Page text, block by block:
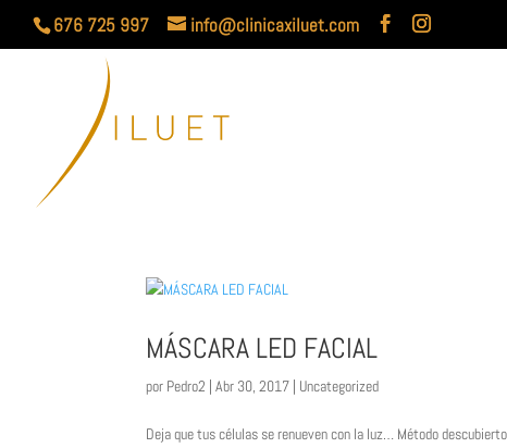
676 725 997 info@clinicaxiluet.com
MÁSCARA LED FACIAL
por Pedro2 | Abr 30, 2017 | Uncategorized
Deja que tus células se renueven con la luz… Método